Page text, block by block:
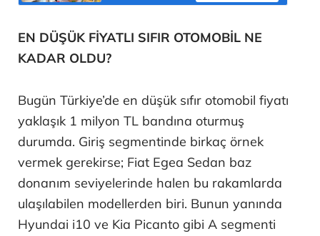
EN DÜŞÜK FİYATLI SIFIR OTOMOBİL NE
KADAR OLDU?
Bugün Türkiye’de en düşük sıfır otomobil fiyatı
yaklaşık 1 milyon TL bandına oturmuş
durumda. Giriş segmentinde birkaç örnek
vermek gerekirse; Fiat Egea Sedan baz
donanım seviyelerinde halen bu rakamlarda
ulaşılabilen modellerden biri. Bunun yanında
Hyundai i10 ve Kia Picanto gibi A segmenti